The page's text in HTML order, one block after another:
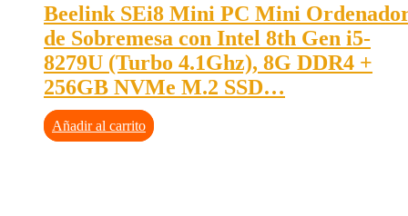
Beelink SEi8 Mini PC Mini
de Sobremesa con Intel 8th Gen i5-
8279U (Turbo 4.1Ghz), 8G DDR4 +
256GB NVMe M.2 SSD…
Añadir al carrito